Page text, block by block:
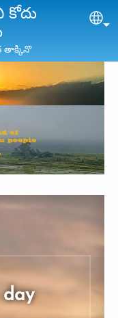
కోదు
తాక్కినొ